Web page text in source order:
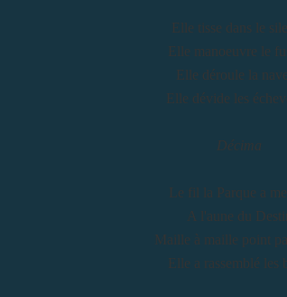
Elle tisse dans le
Elle manoeuvre le
Elle déroule la
Elle dévide les
Décima
Le fil la Parque a
A l'aune du
Maille à maille point
Elle a rassemblé les